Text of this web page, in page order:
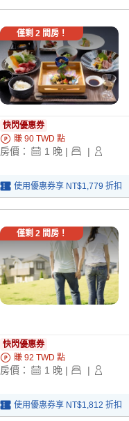
僅剩 2間房！
快閃優惠券
賺 90 TWD 點
房價： 1 晚 | |
使用優惠券享 NT$1,779 折扣
僅剩 2間房！
快閃優惠券
賺 92 TWD 點
房價： 1 晚 | |
使用優惠券享 NT$1,812 折扣